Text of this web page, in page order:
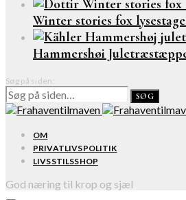
Winter stories fox lysestage
Hammershøi
Søg på siden:
SØG
OM
PRIVATLIVSPOLITIK
LIVSSTILSSHOP
God næring til krop og sjæl